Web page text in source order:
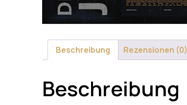
Beschreibung Rezensionen (0)
Beschreibung